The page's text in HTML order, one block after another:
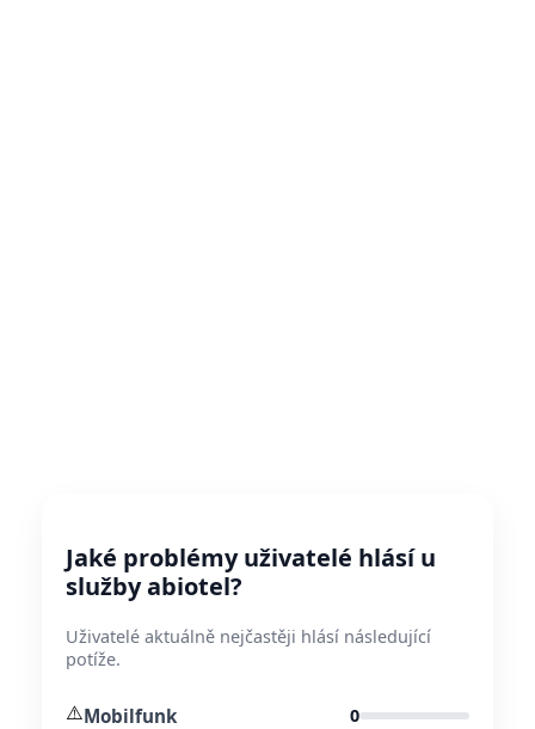
Jaké problémy uživatelé hlásí u
služby abiotel?
Uživatelé aktuálně nejčastěji hlásí následující
potíže.
⚠️Mobilfunk 0